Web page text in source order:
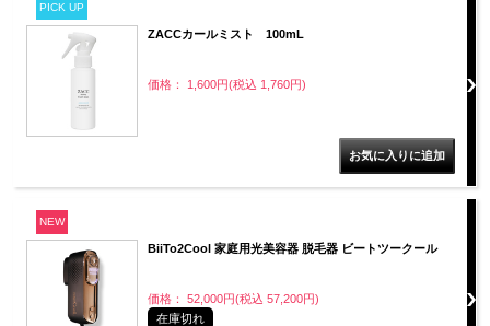
PICK UP
ZACCカールミスト 100mL
価格： 1,600円(税込 1,760円)
NEW
BiiTo2Cool 家庭用光美容器 脱毛器 ビートツークール
価格： 52,000円(税込 57,200円)
在庫切れ